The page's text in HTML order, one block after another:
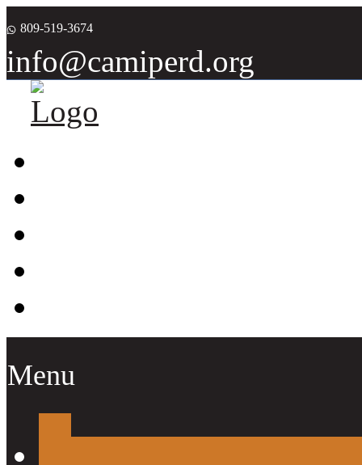
809-519-3674
info@camiperd.org
Menu